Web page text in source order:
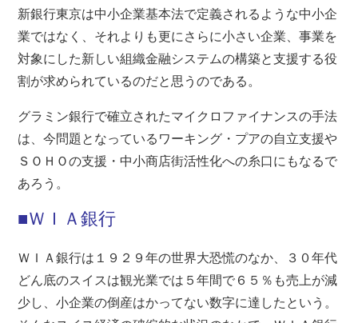
新銀行東京は中小企業基本法で定義されるような中小企
業ではなく、それよりも更にさらに小さい企業、事業を
対象にした新しい組織金融システムの構築と支援する役
割が求められているのだと思うのである。
グラミン銀行で確立されたマイクロファイナンスの手法
は、今問題となっているワーキング・プアの自立支援や
ＳＯＨＯの支援・中小商店街活性化への糸口にもなるで
あろう。
■ＷＩＡ銀行
ＷＩＡ銀行は１９２９年の世界大恐慌のなか、３０年代
どん底のスイスは観光業では５年間で６５％も売上が減
少し、小企業の倒産はかってない数字に達したという。